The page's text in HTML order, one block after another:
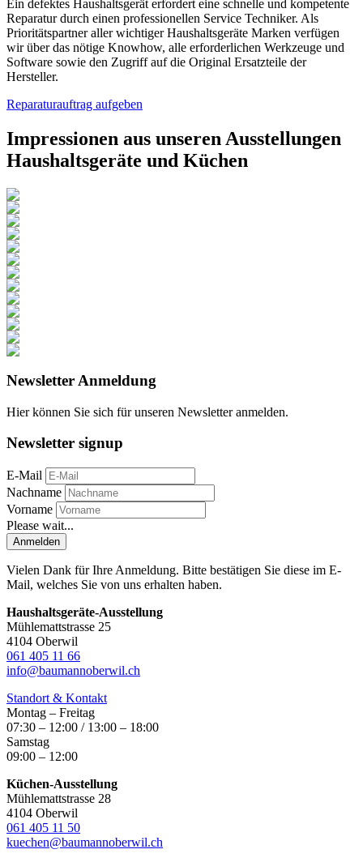
Ein defektes Haushaltsgerät erfordert eine schnelle und kompetente
Reparatur durch einen professionellen Service Techniker. Als
Prioritätspartner aller wichtiger Haushaltsgeräte Marken verfügen
wir über das nötige Knowhow, alle erforderlichen Werkzeuge und
Software sowie den Zugriff auf die Original Ersatzteile der
Hersteller.
Reparaturauftrag aufgeben
Impressionen aus unseren Ausstellungen
Haushaltsgeräte und Küchen
Newsletter Anmeldung
Hier können Sie sich für unseren Newsletter anmelden.
Newsletter signup
E-Mail
Nachname
Vorname
Please wait...
Anmelden
Vielen Dank für Ihre Anmeldung. Bitte bestätigen Sie diese im E-
Mail, welches Sie von uns erhalten haben.
Haushaltsgeräte-Ausstellung
Mühlemattstrasse 25
4104 Oberwil
061 405 11 66
info@baumannoberwil.ch
Standort & Kontakt
Montag – Freitag
07:30 – 12:00 / 13:00 – 18:00
Samstag
09:00 – 12:00
Küchen-Ausstellung
Mühlemattstrasse 28
4104 Oberwil
061 405 11 50
kuechen@baumannoberwil.ch